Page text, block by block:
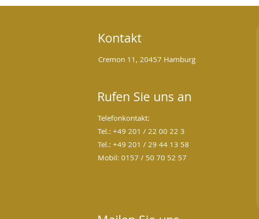
Körper, Geist und Seele
Kontakt
Cremon 11, 20457 Hamburg
Rufen Sie uns an
Telefonkontakt:
Tel.: +49 201 / 22 00 22 3
Tel.: +49 201 / 29 44 13 58
Mobil: 0157 / 50 70 52 57